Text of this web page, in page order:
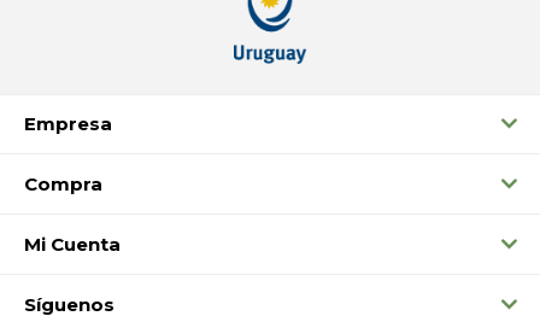
Empresa
Compra
Mi Cuenta
Síguenos